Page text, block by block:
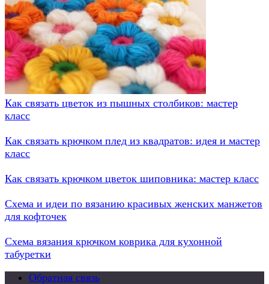
Как связать цветок из пышных столбиков: мастер
класс
Как связать крючком плед из квадратов: идея и мастер
класс
Как связать крючком цветок шиповника: мастер класс
Схема и идеи по вязанию красивых женских манжетов
для кофточек
Схема вязания крючком коврика для кухонной
табуретки
Обратная связь